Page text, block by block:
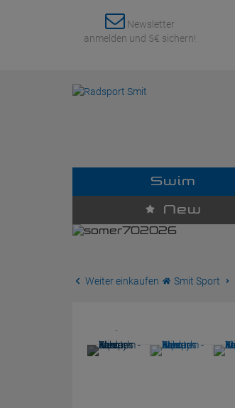
Newsletter
anmelden und 5€ sichern!
Swim
New
Weiter einkaufen Smit Sport